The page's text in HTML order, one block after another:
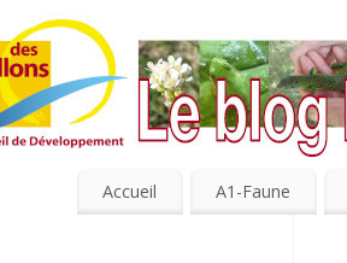
Accueil A1-Faune